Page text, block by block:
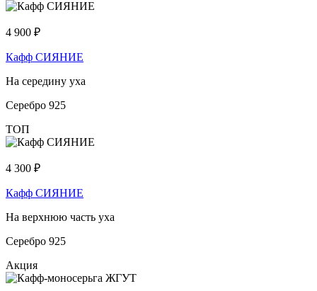
4 900 ₽
Кафф СИЯНИЕ
На середину уха
Серебро 925
ТОП
4 300 ₽
Кафф СИЯНИЕ
На верхнюю часть уха
Серебро 925
Акция